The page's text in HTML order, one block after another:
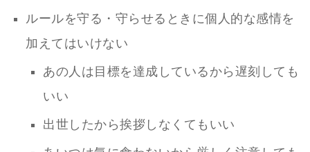
ルールを守る・守らせるときに個人的な感情を
加えてはいけない
あの人は目標を達成しているから遅刻しても
いい
出世したから挨拶しなくてもいい